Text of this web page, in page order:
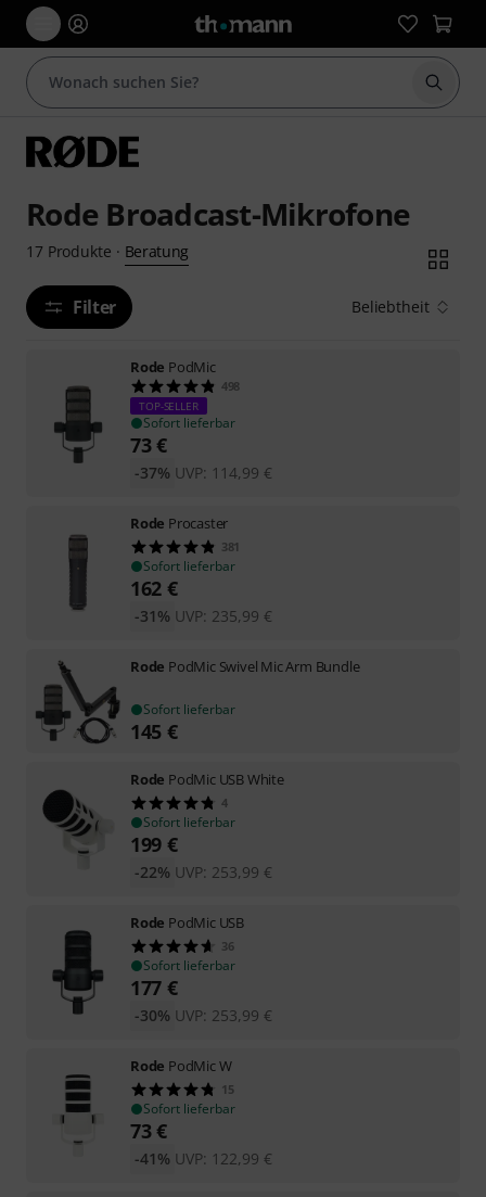
Suche
Rode Broadcast-Mikrofone
17 Produkte · Beratung
Filter Beliebtheit
Rode PodMic
498
TOP-SELLER
Sofort lieferbar
73€
UVP: 114,99 €
-37%
Rode Procaster
381
Sofort lieferbar
162 €
UVP: 235,99 €
-31%
Rode PodMic Swivel Mic Arm Bundle
Sofort lieferbar
145 €
Rode PodMic USB White
4
Sofort lieferbar
199 €
UVP: 253,99 €
-22%
Rode PodMic USB
36
Sofort lieferbar
177 €
UVP: 253,99 €
-30%
Rode PodMic W
15
Sofort lieferbar
73€
UVP: 122,99 €
-41%